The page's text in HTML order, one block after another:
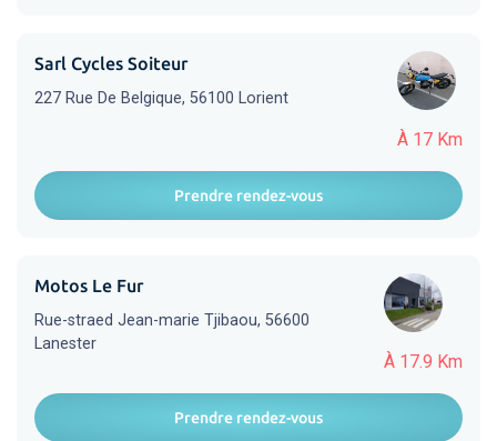
À 17 Km
Sarl Cycles Soiteur
227 Rue De Belgique, 56100 Lorient
Prendre rendez-vous
À 17.9 Km
Motos Le Fur
Rue-straed Jean-marie Tjibaou, 56600
Lanester
Prendre rendez-vous